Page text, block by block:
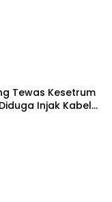
Tewas Kesetrum
Injak Kabel